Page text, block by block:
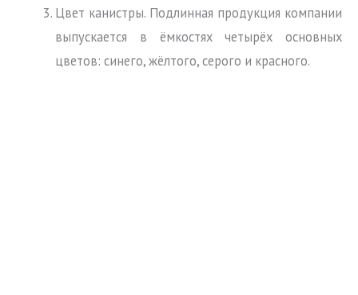
Цвет канистры. Подлинная продукция компании
выпускается в ёмкостях четырёх основных
цветов: синего, жёлтого, серого и красного.